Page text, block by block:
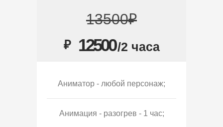
13500₽
₽ 12500/2 часа
Аниматор - любой персонаж;
Анимация - разогрев - 1 час;